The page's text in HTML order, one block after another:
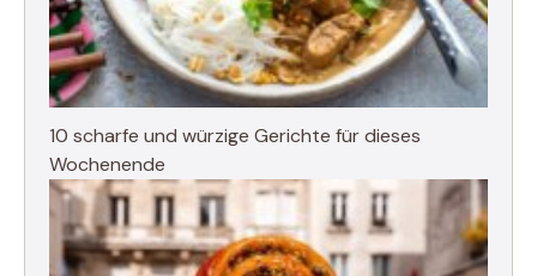
10 scharfe und würzige Gerichte für dieses
Wochenende